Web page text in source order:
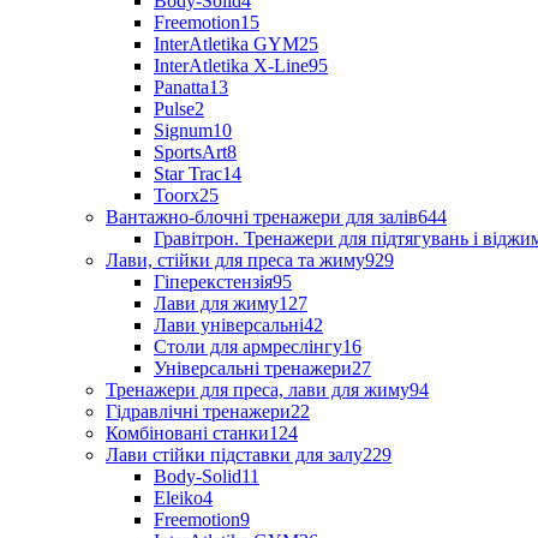
Freemotion15
InterAtletika GYM25
InterAtletika X-Line95
Panatta13
Pulse2
Signum10
SportsArt8
Star Trac14
Toorx25
Вантажно-блочні тренажери для залів644
Гравітрон. Тренажери для підтягувань і
Лави, стійки для преса та жиму929
Гіперекстензія95
Лави для жиму127
Лави універсальні42
Столи для армреслінгу16
Універсальні тренажери27
Тренажери для преса, лави для жиму94
Гідравлічні тренажери22
Комбіновані станки124
Лави стійки підставки для залу229
Body-Solid11
Eleiko4
Freemotion9